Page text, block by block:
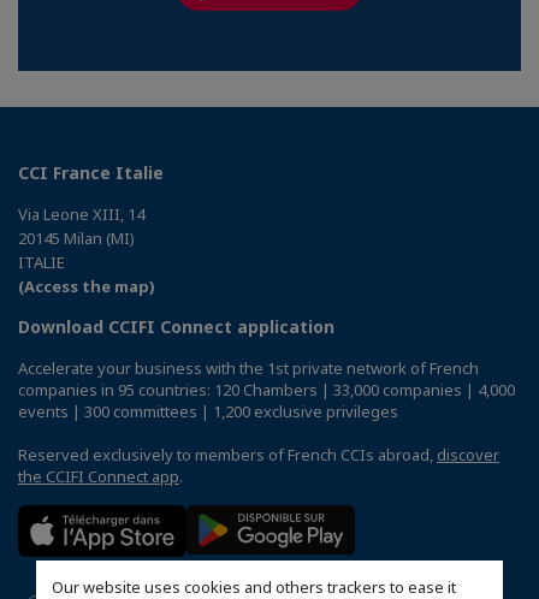
Our website uses cookies and others trackers to ease it
CCI France Italie
Via Leone XIII, 14
20145 Milan (MI)
ITALIE
(Access the map)
Download CCIFI Connect application
Accelerate your business with the 1st private network of French
companies in 95 countries: 120 Chambers | 33,000 companies | 4,000
events | 300 committees | 1,200 exclusive privileges
Reserved exclusively to members of French CCIs abroad, discover
the CCIFI Connect app.